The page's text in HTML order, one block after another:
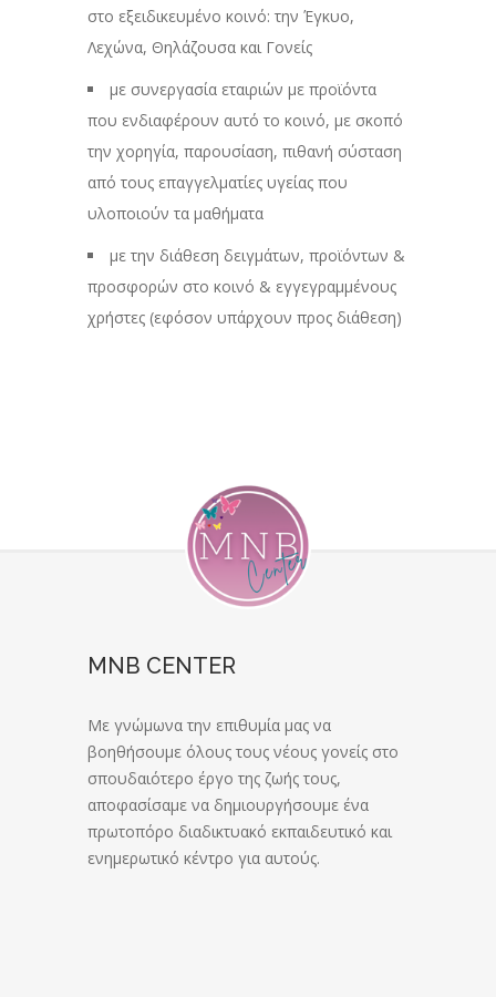
στο εξειδικευμένο κοινό: την Έγκυο,
Λεχώνα, Θηλάζουσα και Γονείς
με συνεργασία εταιριών με προϊόντα
που ενδιαφέρουν αυτό το κοινό, με σκοπό
την χορηγία, παρουσίαση, πιθανή σύσταση
από τους επαγγελματίες υγείας που
υλοποιούν τα μαθήματα
με την διάθεση δειγμάτων, προϊόντων &
προσφορών στο κοινό & εγγεγραμμένους
χρήστες (εφόσον υπάρχουν προς διάθεση)
MNB CENTER
Με γνώμωνα την επιθυμία μας να
βοηθήσουμε όλους τους νέους γονείς στο
σπουδαιότερο έργο της ζωής τους,
αποφασίσαμε να δημιουργήσουμε ένα
πρωτοπόρο διαδικτυακό εκπαιδευτικό και
ενημερωτικό κέντρο για αυτούς.